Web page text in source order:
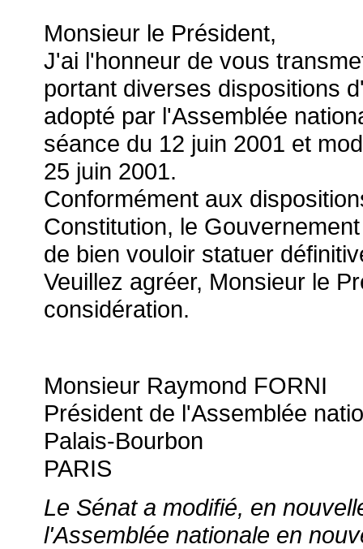
Monsieur le Président,
J'ai l'honneur de vous
portant diverses dispositions
adopté par l'Assemblée
séance du 12 juin 2001 et
25 juin 2001.
Conformément aux
Constitution, le
de bien vouloir statuer
Veuillez agréer, Monsieur le
considération.
Monsieur Raymond FORNI
Président de l'Assemblée
Palais-Bourbon
PARIS
Le Sénat a modifié, en
l'Assemblée nationale en